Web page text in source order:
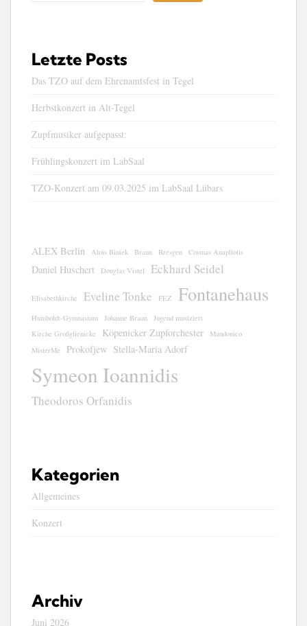
Letzte Posts
Das TZO auf dem Ehrenamtsfest in Tegel
Herbstkonzert in Alt-Tegel
Zupfmusiker aufgepasst:
Frühlingskonzert im LabSaal
TZO-Konzert am 09.03.2025 im LabSaal Lübars
ALEX Berlin Alois Biniek Braun Bresgen Cosmas Anapliotis
Daniel Huschert Douglas Vistel Eckhard Seidel
Elisabethkirche Eveline Tonke FEZ Fontanehaus
Humboldt-Gymnasium Johanne Braun
Jugend musiziert
Kirche Großglienicke
Köpenicker Zupforchester
Mandonico
MisterMe
Prokofjew Stella-Maria Adorf
Symeon Ioannidis
Theodoros Orfanidis
Kategorien
Allgemeines
Konzert
Archiv
Juni 2026